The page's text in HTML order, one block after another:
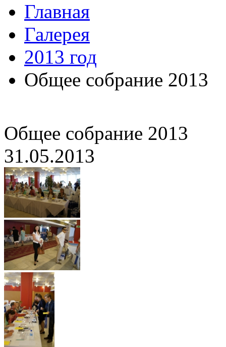
Главная
Галерея
2013 год
Общее собрание 2013
Общее собрание 2013
31.05.2013